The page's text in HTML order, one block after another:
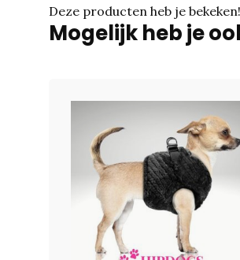
Deze producten heb je bekeken!
Mogelijk heb je